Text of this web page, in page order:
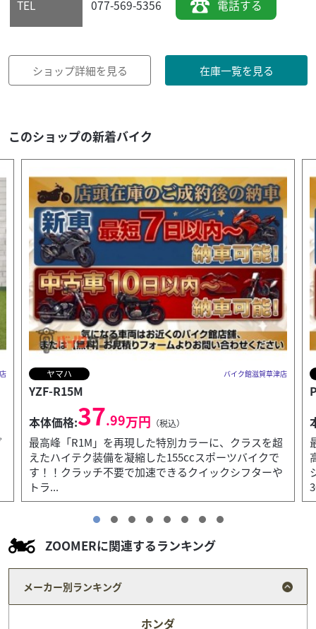
TEL 077-569-5356 電話する
ショップ詳細を見る 在庫一覧を見る
このショップの新着バイク
津店
超
ホンダ バイク館滋賀草津店
PCX160
本体価格: 36.99万円（税込）
最新の環境規制に適合した156ccエンジンを搭載し、
高速道路も走行できる万能スクーターです。トラク
ションコントロールやABSによる高い安全性に加え、
30L...
ZOOMERに関連するランキング
メーカー別ランキング
ホンダ